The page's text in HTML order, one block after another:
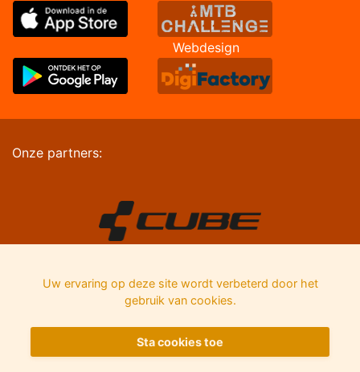
Webdesign
Onze partners:
Uw ervaring op deze site wordt verbeterd door het
gebruik van cookies.
Sta cookies toe